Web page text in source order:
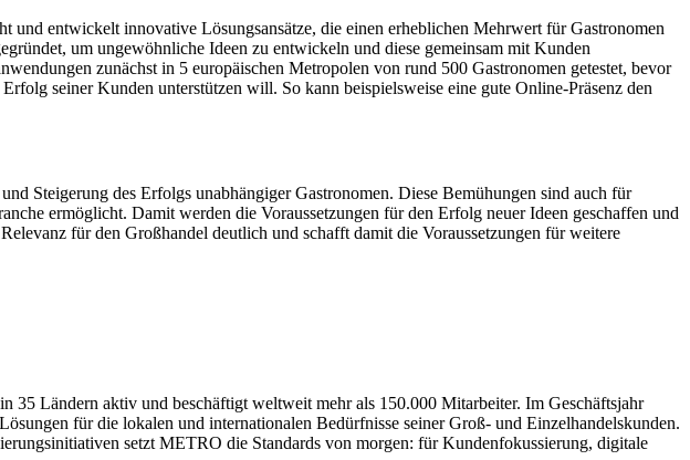
entwickelt innovative Lösungsansätze, die einen erheblichen Mehrwert für Gastronomen
um ungewöhnliche Ideen zu entwickeln und diese gemeinsam mit Kunden
zunächst in 5 europäischen Metropolen von rund 500 Gastronomen getestet, bevor
seiner Kunden unterstützen will. So kann beispielsweise eine gute Online-Präsenz den
Steigerung des Erfolgs unabhängiger Gastronomen. Diese Bemühungen sind auch für
ermöglicht. Damit werden die Voraussetzungen für den Erfolg neuer Ideen geschaffen und
für den Großhandel deutlich und schafft damit die Voraussetzungen für weitere
Ländern aktiv und beschäftigt weltweit mehr als 150.000 Mitarbeiter. Im Geschäftsjahr
für die lokalen und internationalen Bedürfnisse seiner Groß- und Einzelhandelskunden.
setzt METRO die Standards von morgen: für Kundenfokussierung, digitale